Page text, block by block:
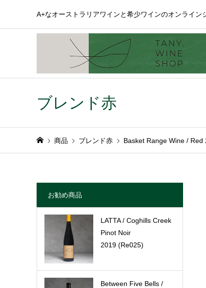
A+なオーストラリアワインと希少ワインのオンライン
ブレンド赤
商品 ブレンド赤 Basket Range Wine /
お勧め商品
LATTA / Coghills Creek
Pinot Noir
2019 (Re025)
Between Five Bells /